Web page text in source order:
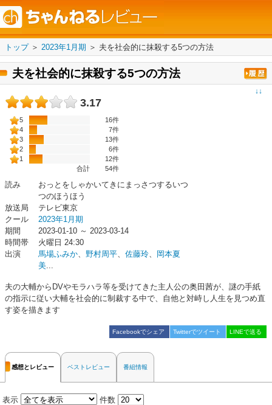
トップ＞ 2023年1月期 ＞ 夫を社会的に抹殺する5つの方法
夫を社会的に抹殺する5つの方法
↓↓
3.17
5
16件
4
7件
3
13件
2
6件
1
12件
合計
54件
読み
おっとをしゃかいてきにまっさつするいつ
つのほうほう
放送局
テレビ東京
クール
2023年1月期
期間
2023-01-10 ～ 2023-03-14
時間帯
火曜日 24:30
出演
馬場ふみか、 野村周平、 佐藤玲、
岡本夏
美...
夫の大輔からDVやモラハラ等を受けてきた主人公の奥田茜が、謎の手紙
の指示に従い大輔を社会的に制裁する中で、自他と対峙し人生を見つめ直
す姿を描きます
Facebookでシェア Twitterでツイート LINEで送る
感想とレビュー ベストレビュー 番組情報
表示
件数